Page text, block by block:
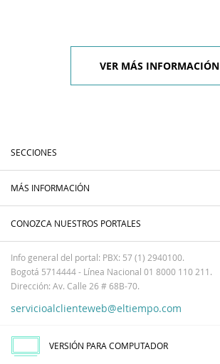
VER MÁS INFORMACIÓN
SECCIONES
MÁS INFORMACIÓN
CONOZCA NUESTROS PORTALES
Info general del portal: PBX: 57 (1) 2940100.
Bogotá 5714444 - Línea Nacional 01 8000 110 211.
Dirección: Av. Calle 26 # 68B-70.
servicioalclienteweb@eltiempo.com
VERSIÓN PARA COMPUTADOR